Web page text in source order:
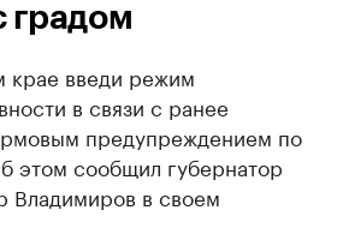
градом
крае введи режим
в связи с ранее
предупреждением по
этом сообщил губернатор
Владимиров в своем